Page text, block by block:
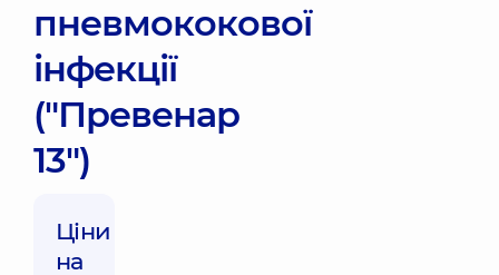
пневмококової
інфекції
("Превенар
13")
Ціни
на